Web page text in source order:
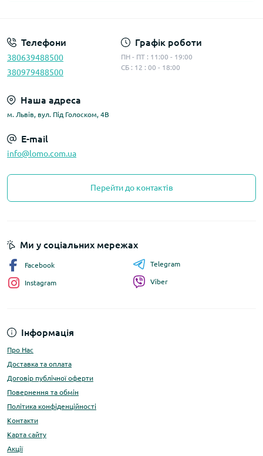
Телефони
380639488500
380979488500
Графік роботи
ПН - ПТ : 11:00 - 19:00
СБ : 12 : 00 - 18:00
Наша адреса
м. Львів, вул. Під Голоском, 4В
E-mail
info@lomo.com.ua
Перейти до контактів
Інформація
Про Нас
Доставка та оплата
Договір публічної оферти
Повернення та обмін
Політика конфіденційності
Контакти
Карта сайту
Акції
Ми у соціальних мережах
Facebook
Instagram
Telegram
Viber